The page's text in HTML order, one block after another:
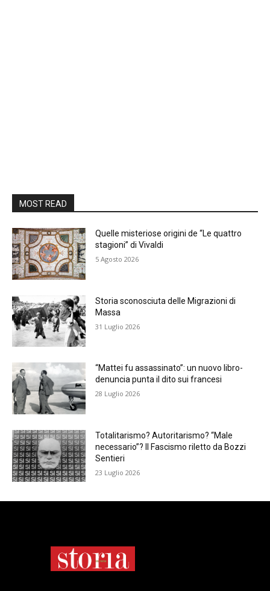
MOST READ
Quelle misteriose origini de “Le quattro
stagioni” di Vivaldi
5 Agosto 2026
Storia sconosciuta delle Migrazioni di
Massa
31 Luglio 2026
“Mattei fu assassinato”: un nuovo libro-
denuncia punta il dito sui francesi
28 Luglio 2026
Totalitarismo? Autoritarismo? “Male
necessario”? Il Fascismo riletto da Bozzi
Sentieri
23 Luglio 2026